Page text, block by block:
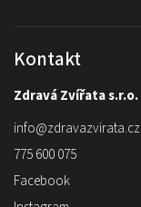
Kontakt
Zdravá Zvířata s.r.o.
info@zdravazvirata.cz
775 600 075
Facebook